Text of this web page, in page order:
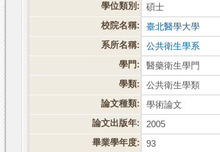
學位類別:
碩士
校院名稱:
臺北醫學大學
系所名稱:
公共衛生學系
學門:
醫藥衛生學門
學類:
公共衛生學類
論文種類:
學術論文
論文出版年:
2005
畢業學年度:
93